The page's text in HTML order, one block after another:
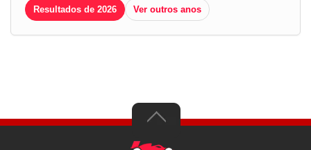
Resultados de 2026 Ver outros anos